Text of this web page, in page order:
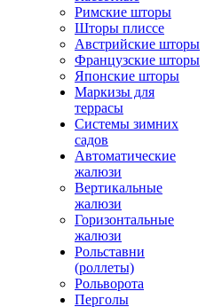
Римские шторы
Шторы плиссе
Австрийские шторы
Французские шторы
Японские шторы
Маркизы для
террасы
Системы зимних
садов
Автоматические
жалюзи
Вертикальные
жалюзи
Горизонтальные
жалюзи
Рольставни
(роллеты)
Рольворота
Перголы